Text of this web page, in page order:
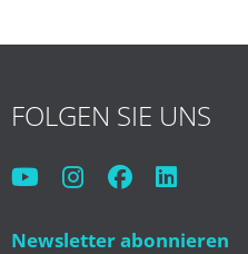
FOLGEN SIE UNS
Newsletter abonnieren